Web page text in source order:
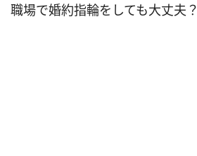
職場で婚約指輪をしても大丈夫？